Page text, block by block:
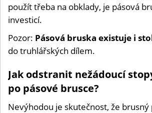
použít třeba na obklady, je pásová
investicí.
Pozor: Pásová bruska existuje i
do truhlářských dílem.
Jak odstranit nežádoucí
po pásové brusce?
Nevýhodou je skutečnost, že brusný